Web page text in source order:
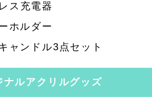
ス充電器
ホルダー
ャンドル3点セット
ナルアクリルグッズ